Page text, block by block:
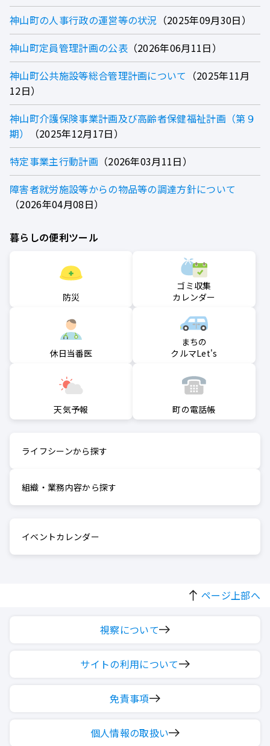
神山町の人事行政の運営等の状況
2025年09月30日
神山町定員管理計画の公表
2026年06月11日
神山町公共施設等総合管理計画について
2025年11月
12日
神山町介護保険事業計画及び高齢者保健福祉計画（第９
期）
2025年12月17日
特定事業主行動計画
2026年03月11日
障害者就労施設等からの物品等の調達方針について
2026年04月08日
暮らしの便利ツール
防災
ゴミ収集
カレンダー
休日当番医
まちの
クルマLet's
天気予報 町の電話帳
ライフシーンから探す
組織・業務内容から探す
イベントカレンダー
ページ上部へ
視察について
サイトの利用について
免責事項
個人情報の取扱い